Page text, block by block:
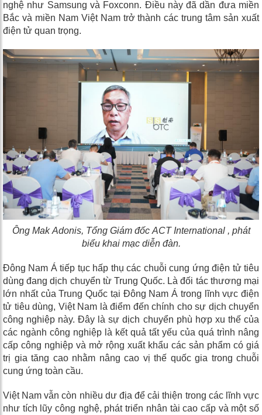
nghệ như Samsung và Foxconn. Điều này đã dần đưa miền
Bắc và miền Nam Việt Nam trở thành các trung tâm sản xuất
điện tử quan trọng.
Ông Mak Adonis, Tổng Giám đốc ACT International , phát
biểu khai mạc diễn đàn.
Đông Nam Á tiếp tục hấp thụ các chuỗi cung ứng điện tử tiêu
dùng đang dịch chuyển từ Trung Quốc. Là đối tác thương mại
lớn nhất của Trung Quốc tại Đông Nam Á trong lĩnh vực điện
tử tiêu dùng, Việt Nam là điểm đến chính cho sự dịch chuyển
công nghiệp này. Đây là sự dịch chuyển phù hợp xu thế của
các ngành công nghiệp là kết quả tất yếu của quá trình nâng
cấp công nghiệp và mở rộng xuất khẩu các sản phẩm có giá
trị gia tăng cao nhằm nâng cao vị thế quốc gia trong chuỗi
cung ứng toàn cầu.
Việt Nam vẫn còn nhiều dư địa để cải thiện trong các lĩnh vực
như tích lũy công nghệ, phát triển nhân tài cao cấp và một số